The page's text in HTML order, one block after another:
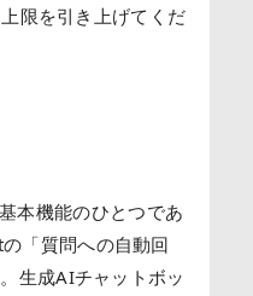
限を引き上げてくだ
本機能のひとつであ
「質問への自動回
生成AIチャットボッ